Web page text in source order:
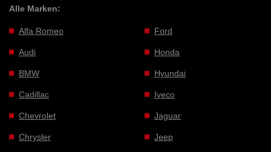
Alle Marken:
Alfa Romeo
Audi
BMW
Cadillac
Chevrolet
Chrysler
Ford
Honda
Hyundai
Iveco
Jaguar
Jeep